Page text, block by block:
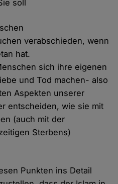
soll
verabschieden, wenn
hat.
sich ihre eigenen
und Tod machen- also
Aspekten unserer
entscheiden, wie sie mit
(auch mit der
Sterbens)
Punkten ins Detail